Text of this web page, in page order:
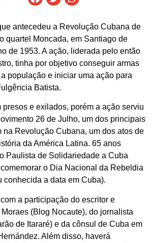
antecedeu a Revolução Cubana de
quartel Moncada, em Santiago de
de 1953. A ação, liderada pelo então
tinha por objetivo conseguir armas
população e iniciar uma ação para
Batista.
presos e exilados, porém a ação serviu
26 de Julho, um dos principais
na Revolução Cubana, um dos atos de
da América Latina. 65 anos
Paulista de Solidariedade a Cuba
o Dia Nacional da Rebeldia
conhecida a data em Cuba).
a participação do escritor e
(Blog Nocaute), do jornalista
de Itararé) e da cônsul de Cuba em
Além disso, haverá